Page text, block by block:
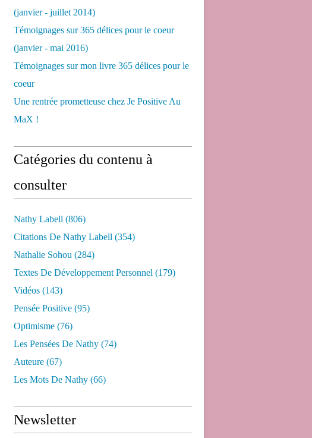
(janvier - juillet 2014)
Témoignages sur 365 délices pour le coeur
(janvier - mai 2016)
Témoignages sur mon livre 365 délices pour le
coeur
Une rentrée prometteuse chez Je Positive Au
MaX !
Catégories du contenu à
consulter
Nathy Labell (806)
Citations De Nathy Labell (354)
Nathalie Sohou (284)
Textes De Développement Personnel (179)
Vidéos (143)
Pensée Positive (95)
Optimisme (76)
Les Pensées De Nathy (74)
Auteure (67)
Les Mots De Nathy (66)
Newsletter